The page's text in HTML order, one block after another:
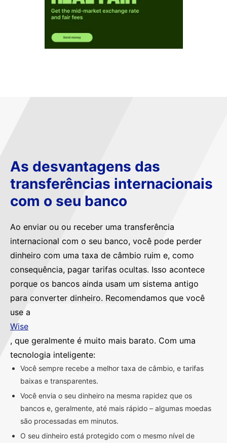
As desvantagens das
transferências internacionais
com o seu banco
Ao enviar ou ou receber uma transferência
internacional com o seu banco, você pode perder
dinheiro com uma taxa de câmbio ruim e, como
consequência, pagar tarifas ocultas. Isso acontece
porque os bancos ainda usam um sistema antigo
para converter dinheiro. Recomendamos que você
use a
Wise
, que geralmente é muito mais barato. Com uma
tecnologia inteligente:
Você sempre recebe a melhor taxa de câmbio, e tarifas
baixas e transparentes.
Você envia o seu dinheiro na mesma rapidez que os
bancos e, geralmente, até mais rápido – algumas moedas
são processadas em minutos.
O seu dinheiro está protegido com o mesmo nível de